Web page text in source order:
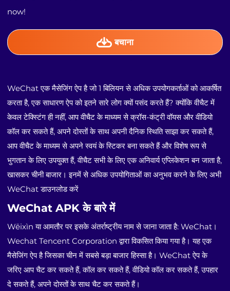
now!
बचाना
WeChat एक मैसेजिंग ऐप है जो 1 बिलियन से अधिक उपयोगकर्ताओं को आकर्षित
करता है, एक साधारण ऐप को इतने सारे लोग क्यों पसंद करते हैं? क्योंकि वीचैट में
केवल टेक्स्टिंग ही नहीं, आप वीचैट के माध्यम से क्रॉस-कंट्री वॉयस और वीडियो
कॉल कर सकते हैं, अपने दोस्तों के साथ अपनी दैनिक स्थिति साझा कर सकते हैं,
आप वीचैट के माध्यम से अपने स्वयं के स्टिकर बना सकते हैं और विशेष रूप से
भुगतान के लिए उपयुक्त हैं, वीचैट सभी के लिए एक अनिवार्य एप्लिकेशन बन जाता है,
खासकर चीनी बाजार। इनमें से अधिक उपयोगिताओं का अनुभव करने के लिए अभी
WeChat डाउनलोड करें
WeChat APK के बारे में
Wēixìn या आमतौर पर इसके अंतर्राष्ट्रीय नाम से जाना जाता है: WeChat।
Wechat Tencent Corporation द्वारा विकसित किया गया है। यह एक
मैसेजिंग ऐप है जिसका चीन में सबसे बड़ा बाजार हिस्सा है। WeChat ऐप के
जरिए आप चैट कर सकते हैं, कॉल कर सकते हैं, वीडियो कॉल कर सकते हैं, उपहार
दे सकते हैं, अपने दोस्तों के साथ चैट कर सकते हैं।